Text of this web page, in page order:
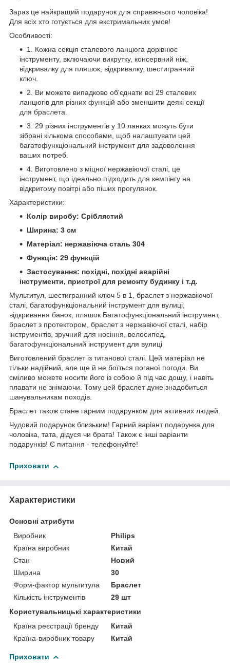
Зараз це найкращий подарунок для справжнього чоловіка!
Для всіх хто готується для екстримальних умов!
Особливості:
1. Кожна секція сталевого ланцюга дорівнює
інструменту, включаючи викрутку, консервний ніж,
відкривалку для пляшок, відкривалку, шестигранний
ключ.
2. Ви можете випадково об'єднати всі 29 сталевих
ланцюгів для різних функцій або зменшити деякі секції
для браслета.
3. 29 різних інструментів у 10 ланках можуть бути
зібрані кількома способами, щоб налаштувати цей
багатофункціональний інструмент для задоволення
ваших потреб.
4. Виготовлено з міцної нержавіючої сталі, це
інструмент, що ідеально підходить для кемпінгу на
відкритому повітрі або піших прогулянок.
Характеристики:
Колір виробу: Сріблястий
Ширина: 3 см
Матеріал: нержавіюча сталь 304
Функція: 29 функцій
Застосування: похідні, похідні аварійні
інструменти, пристрої для ремонту будинку і т.д.
Мультитул, шестигранний ключ 5 в 1, браслет з нержавіючої
сталі, багатофункціональний інструмент для вулиці,
відкривання банок, пляшок Багатофункціональний інструмент,
браслет з протектором, браслет з нержавіючої сталі, набір
інструментів, зручний для носіння, велосипед,
багатофункціональний інструмент для вулиці
Виготовлений браслет із титанової сталі. Цей матеріал не
тільки надійний, але ще й не боїться поганої погоди. Ви
сміливо можете носити його із собою й під час дощу, і навіть
плавати не знімаючи. Тому цей браслет дуже знадобиться
шанувальникам походів.
Браслет також стане гарним подарунком для активних людей.
Чудовий подарунок близьким! Гарний варіант подарунка для
чоловіка, тата, дідуся чи брата! Також є інші варіанти
подарунків! Є питання - телефонуйте!
Приховати
Характеристики
Основні атрибути
Виробник
Philips
Країна виробник
Китай
Стан
Новий
Ширина
30
Форм-фактор мультитула
Браслет
Кількість інструментів
29 шт
Користувальницькі характеристики
Країна реєстрації бренду
Китай
Країна-виробник товару
Китай
Приховати